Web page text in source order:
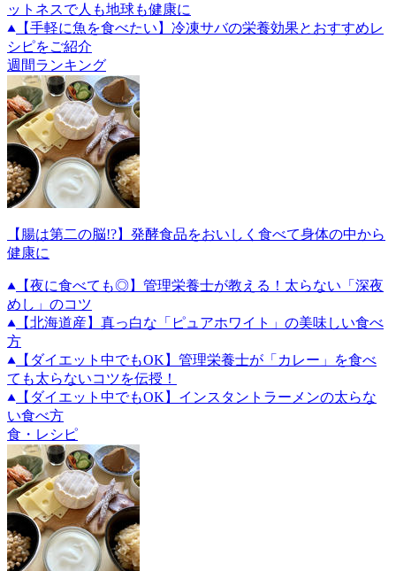
ットネスで人も地球も健康に
【手軽に魚を食べたい】冷凍サバの栄養効果とおすすめレ
シピをご紹介
週間ランキング
【腸は第二の脳!?】発酵食品をおいしく食べて身体の中から
健康に
【夜に食べても◎】管理栄養士が教える！太らない「深夜
めし」のコツ
【北海道産】真っ白な「ピュアホワイト」の美味しい食べ
方
【ダイエット中でもOK】管理栄養士が「カレー」を食べ
ても太らないコツを伝授！
【ダイエット中でもOK】インスタントラーメンの太らな
い食べ方
食・レシピ